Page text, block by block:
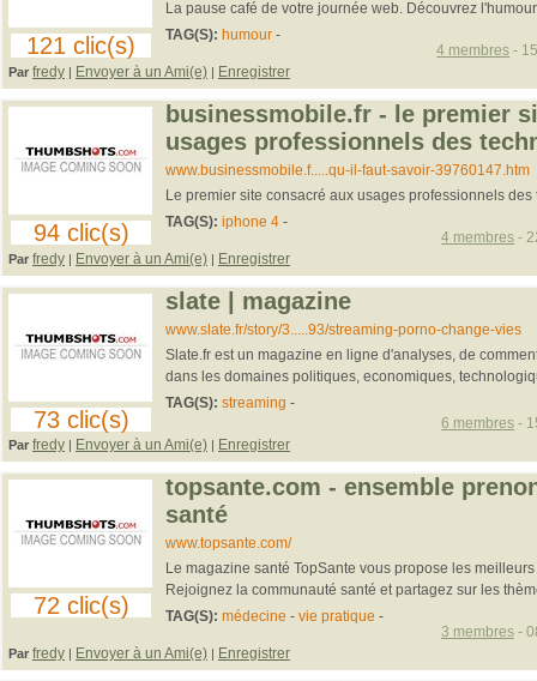
121 clic(s)
La pause café de votre journée web. Découvrez
TAG(S): humour-
Par fredy | Envoyer à un Ami(e) | Enregistrer
4 membres -
94 clic(s)
businessmobile.fr - le premier
usages professionnels des
www.businessmobile.f.....qu-il-faut-savoir-39760147.htm
Le premier site consacré aux usages professionnels
TAG(S): iphone 4-
Par fredy | Envoyer à un Ami(e) | Enregistrer
4 membres -
73 clic(s)
slate | magazine
www.slate.fr/story/3.....93/streaming-porno-change-vies
Slate.fr est un magazine en ligne d'analyses, de
dans les domaines politiques, economiques,
TAG(S): streaming -
Par fredy | Envoyer à un Ami(e) | Enregistrer
6 membres -
72 clic(s)
topsante.com - ensemble
santé
www.topsante.com/
Le magazine santé TopSante vous propose les
Rejoignez la communauté santé et partagez sur les
TAG(S): médecine - vie pratique -
Par fredy | Envoyer à un Ami(e) | Enregistrer
3 membres-